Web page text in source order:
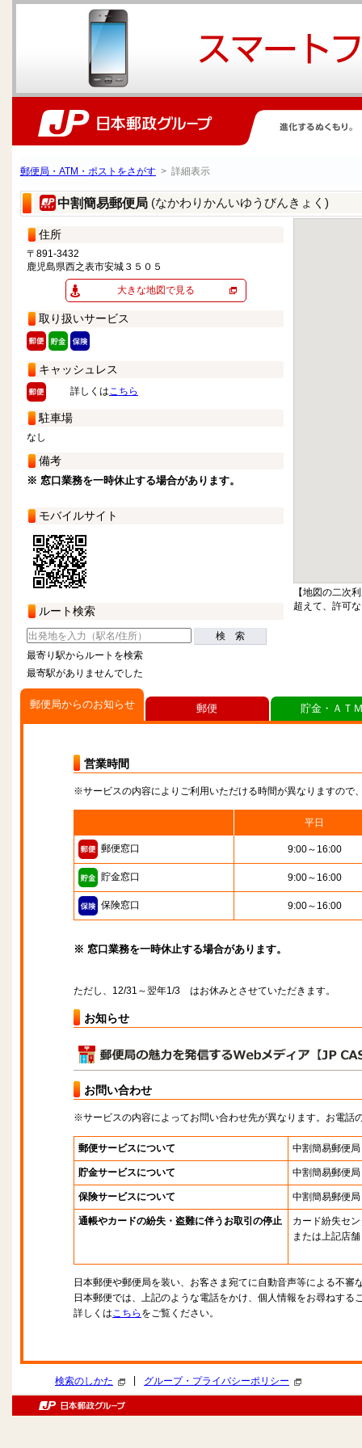
郵便局・ATM・ポストをさがす > 詳細表示
中割簡易郵便局 (なかわりかんいゆうびんきょく)
住所
〒891-3432
鹿児島県西之表市安城３５０５
大きな地図で見る
取り扱いサービス
キャッシュレス
詳しくはこちら
駐車場
なし
備考
※ 窓口業務を一時休止する場合があります。
モバイルサイト
ルート検索
検 索
最寄り駅からルートを検索
最寄駅がありませんでした
【地図の二次
超えて、許可
郵便局からのお知らせ
営業時間
※サービスの内容によりご利用いただける時間が異なりますので
平日
郵便窓口 9:00～16:00
貯金窓口 9:00～16:00
保険窓口 9:00～16:00
※ 窓口業務を一時休止する場合があります。
ただし、12/31～翌年1/3 はお休みとさせていただきます。
お知らせ
お問い合わせ
※サービスの内容によってお問い合わせ先が異なります。お電話
郵便サービスについて 中割簡易郵便局
貯金サービスについて 中割簡易郵便局
保険サービスについて 中割簡易郵便局
通帳やカードの紛失・盗難に伴うお取引の停止
カード紛失セ
または上記店舗
日本郵便や郵便局を装い、お客さま宛てに自動音声等による不審
日本郵便では、上記のような電話をかけ、個人情報をお尋ねする
詳しくはこちら をご覧ください。
郵便 貯金・ＡＴ
検索のしかた グループ・プライバシーポリシー